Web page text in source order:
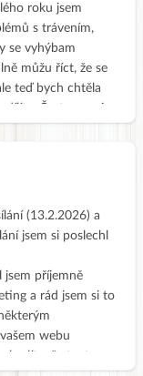
roku jsem
s trávením,
se vyhýbam
můžu říct, že se
teď bych chtěla
(13.2.2026) a
jsem si poslechl
jsem příjemně
a rád jsem si to
webu